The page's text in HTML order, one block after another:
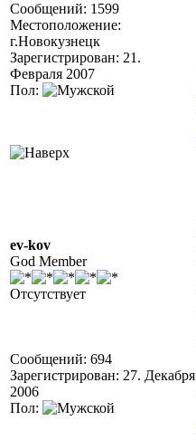
Сообщений: 1599
Местоположение:
г.Новокузнецк
Зарегистрирован: 21.
Февраля 2007
Пол:
ev-kov
God Member
Отсутствует
Сообщений: 694
Зарегистрирован: 27. Декабря
2006
Пол: